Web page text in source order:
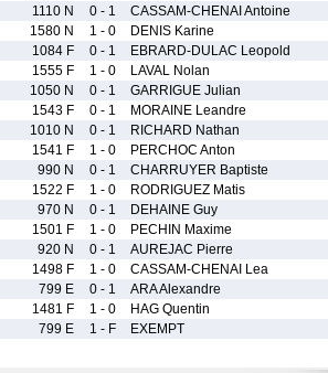
1110 N 0 - 1 CASSAM-CHENAI Antoine
1580 N 1 - 0 DENIS Karine
1084 F 0 - 1 EBRARD-DULAC Leopold
1555 F 1 - 0 LAVAL Nolan
1050 N 0 - 1 GARRIGUE Julian
1543 F 0 - 1 MORAINE Leandre
1010 N 0 - 1 RICHARD Nathan
1541 F 1 - 0 PERCHOC Anton
990 N 0 - 1 CHARRUYER Baptiste
1522 F 1 - 0 RODRIGUEZ Matis
970 N 0 - 1 DEHAINE Guy
1501 F 1 - 0 PECHIN Maxime
920 N 0 - 1 AUREJAC Pierre
1498 F 1 - 0 CASSAM-CHENAI Lea
799 E 0 - 1 ARA Alexandre
1481 F 1 - 0 HAG Quentin
799 E 1 - F EXEMPT